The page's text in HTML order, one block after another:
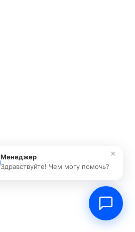
Менеджер
Здравствуйте! Чем могу помочь?
×